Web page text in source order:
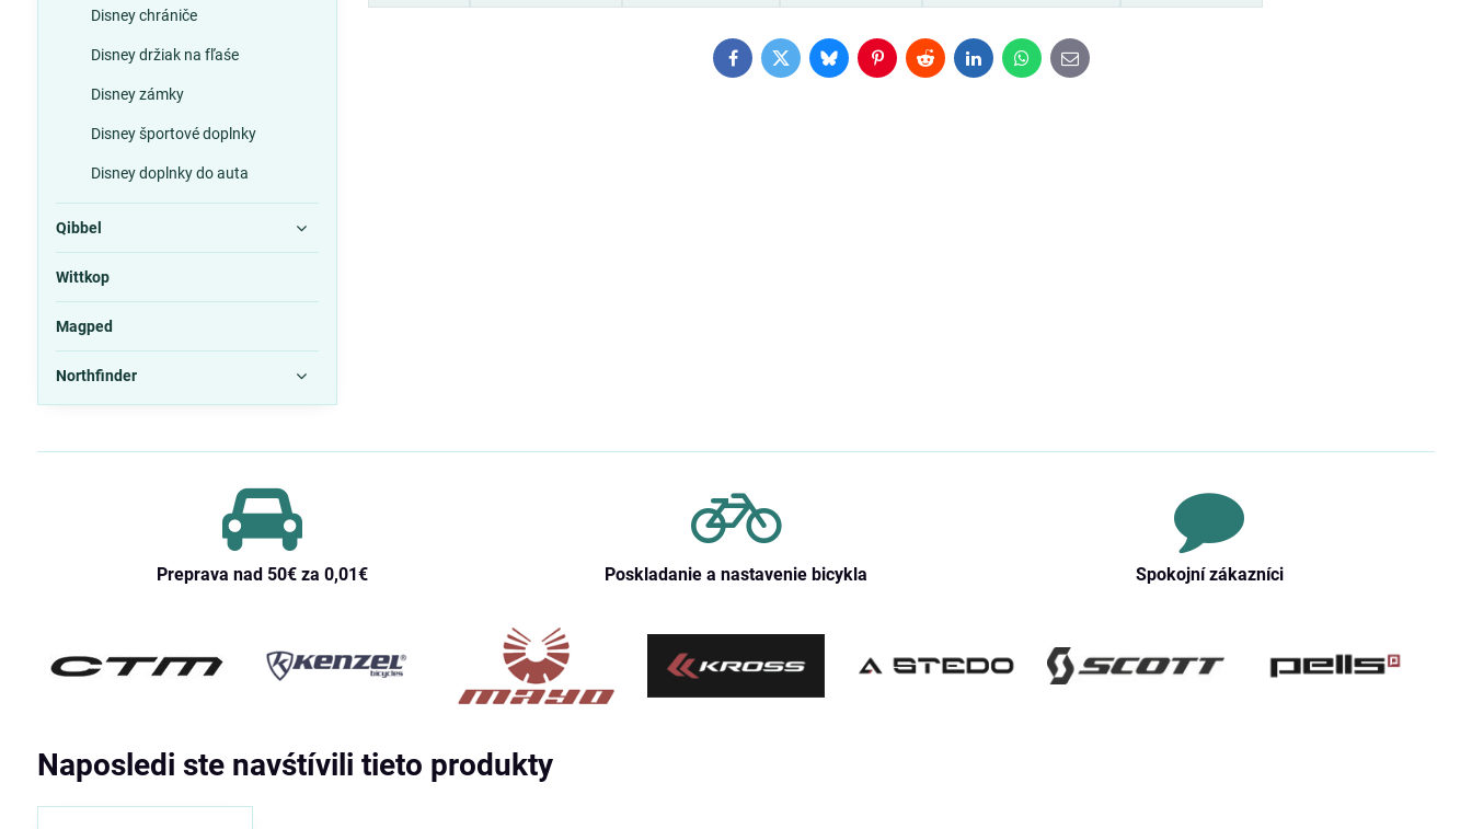
FacebookTwitterBlueskyPinterestRedditLinkedInWhatsApp
E-
mail
Disney chrániče
Disney držiak na fľaśe
Disney zámky
Disney športové doplnky
Disney doplnky do auta
Qibbel
Wittkop
Magped
Northfinder
Preprava nad 50€ za 0,01€ Poskladanie a nastavenie bicykla Spokojní zákazníci
Naposledi ste navśtívili tieto produkty